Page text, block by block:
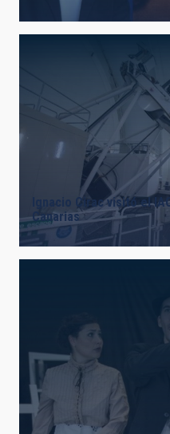
Ignacio Cirac visitó el
Canarias